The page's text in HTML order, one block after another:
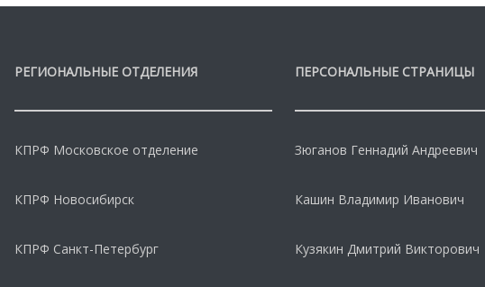
РЕГИОНАЛЬНЫЕ ОТДЕЛЕНИЯ
КПРФ Московское отделение
КПРФ Новосибирск
КПРФ Санкт-Петербург
ПЕРСОНАЛЬНЫЕ СТРАНИЦЫ
Зюганов Геннадий Андреевич
Кашин Владимир Иванович
Кузякин Дмитрий Викторович